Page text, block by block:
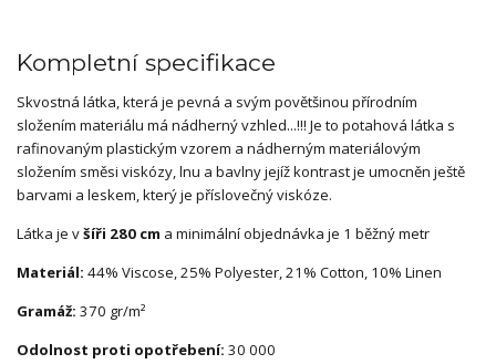
Kompletní specifikace
Skvostná látka, která je pevná a svým povětšinou přírodním
složením materiálu má nádherný vzhled...!!! Je to potahová látka s
rafinovaným plastickým vzorem a nádherným materiálovým
složením směsi viskózy, lnu a bavlny jejíž kontrast je umocněn ještě
barvami a leskem, který je příslovečný viskóze.
Látka je všíři 280 cm a minimální objednávka je 1 běžný metr
Materiál: 44% Viscose, 25% Polyester, 21% Cotton, 10% Linen
Gramáž: 370 gr/m²
Odolnost proti opotřebení: 30 000